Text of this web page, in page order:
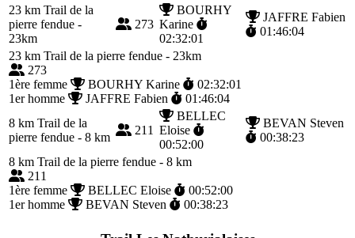
23 km Trail de la
pierre fendue -
23km
273
BOURHY
Karine
02:32:01
JAFFRE Fabien
01:46:04
23 km Trail de la pierre fendue - 23km
273
1ère femme
BOURHY Karine
02:32:01
1er homme
JAFFRE Fabien
01:46:04
8 km Trail de la
pierre fendue - 8 km
211
BELLEC
Eloise
00:52:00
BEVAN Steven
00:38:23
8 km Trail de la pierre fendue - 8 km
211
1ère femme
BELLEC Eloise
00:52:00
1er homme
BEVAN Steven 00:38:23